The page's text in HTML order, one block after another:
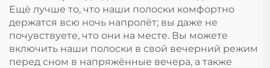
Ещё лучше то, что наши полоски комфортно
держатся всю ночь напролёт; вы даже не
почувствуете, что они на месте. Вы можете
включить наши полоски в свой вечерний режим
перед сном в напряжённые вечера, а также